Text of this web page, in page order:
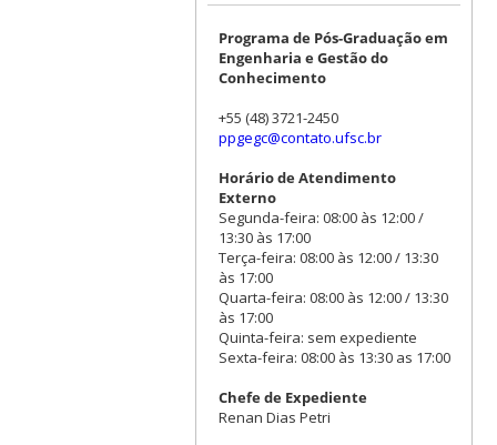
Programa de Pós-Graduação em
Engenharia e Gestão do
Conhecimento
+55 (48) 3721-2450
ppgegc@contato.ufsc.br
Horário de Atendimento
Externo
Segunda-feira: 08:00 às 12:00 /
13:30 às 17:00
Terça-feira: 08:00 às 12:00 / 13:30
às 17:00
Quarta-feira: 08:00 às 12:00 / 13:30
às 17:00
Quinta-feira: sem expediente
Sexta-feira: 08:00 às 13:30 as 17:00
Chefe de Expediente
Renan Dias Petri